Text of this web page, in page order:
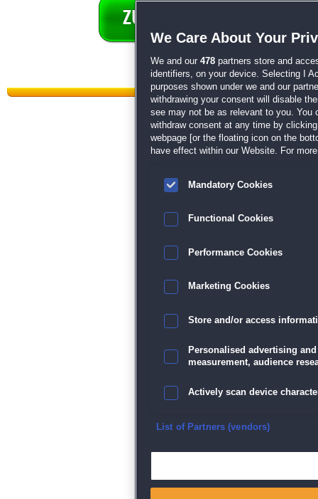
Datenschutz| AGB|Impressum
We Care About Your
We and our 478 partners store and
identifiers, on your device. Selecting I
purposes shown under we and our
withdrawing your consent will disable
see may not be as relevant to you. You
withdraw consent at any time by
webpage [or the floating icon on the
have effect within our Website. For
Mandatory Cookies
Functional Cookies
Performance Cookies
Marketing Cookies
Store and/or access
Personalised advertising
measurement, audience
Actively scan device
Ensure security, prevent
List of Partners (vendors)